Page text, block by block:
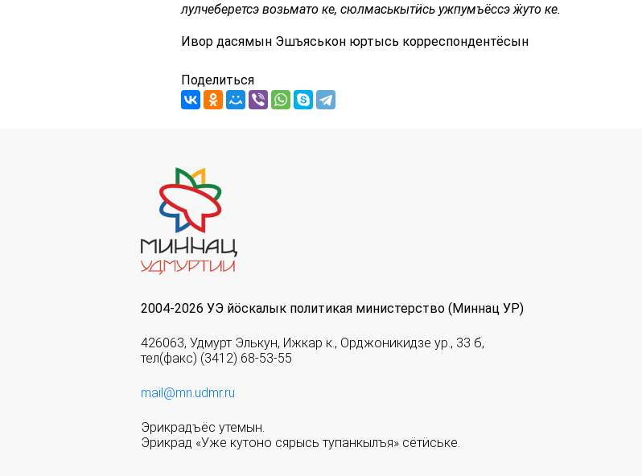
лулчеберетсэ возьмато ке, сюлмаськытӥсь ужпумъёссэ ӝуто ке.
Ивор дасямын Эшъяськон юртысь корреспондентёсын
Поделиться
2004-2026 УЭ йöскалык политикая министерство (Миннац УР)
426063, Удмурт Элькун, Ижкар к., Орджоникидзе ур., 33 б,
тел(факс) (3412) 68-53-55
mail@mn.udmr.ru
Эрикрадъёс утемын.
Эрикрад «Уже кутоно сярысь тупанкылъя» сётӥське.